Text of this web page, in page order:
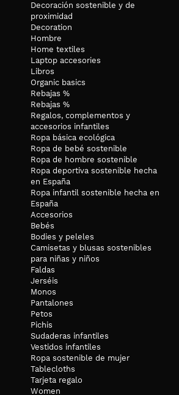
Decoración sostenible y de
proximidad
Decoration
Hombre
Home textiles
Laptop accesories
Libros
Organic basics
Rebajas %
Rebajas %
Regalos, complementos y
accesorios infantiles
Ropa básica ecológica
Ropa de bebé sostenible
Ropa de hombre sostenible
Ropa deportiva sostenible hecha
en España
Ropa infantil sostenible hecha en
España
Accesorios
Bebés
Bodies y peleles
Camisetas y blusas sostenibles
para niñas y niños
Faldas
Jerséis
Monos
Pantalones
Petos
Pichis
Sudaderas infantiles
Vestidos infantiles
Ropa sostenible de mujer
Tablecloths
Tarjeta regalo
Women